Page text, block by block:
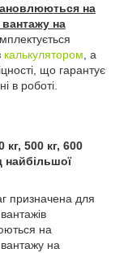
на
на
калькулятором , а
що гарантує
в роботі.
500 кг, 600
найбільшої
призначена для
на
на